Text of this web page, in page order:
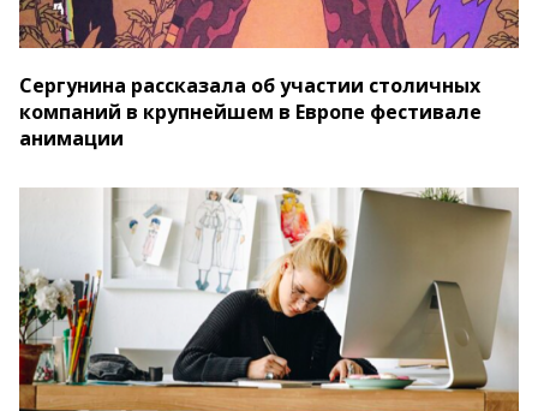
Сергунина рассказала об участии столичных
компаний в крупнейшем в Европе фестивале
анимации